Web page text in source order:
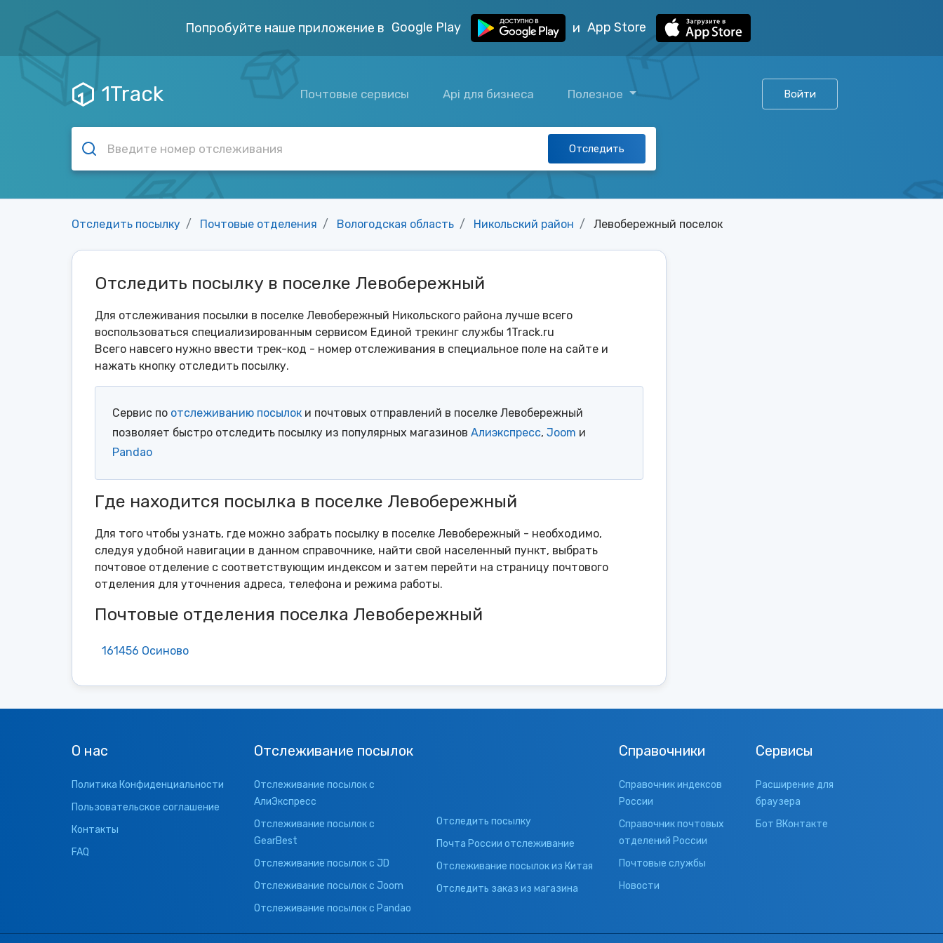
Попробуйте наше приложение в Google Play и App Store
1Track Почтовые сервисы Api для бизнеса Полезное Войти
Отследить
Отследить посылку Почтовые отделения Вологодская область Никольский район Левобережный поселок
Отследить посылку в поселке Левобережный
Для отслеживания посылки в поселке Левобережный Никольского района лучше всего
воспользоваться специализированным сервисом Единой трекинг службы 1Track.ru
Всего навсего нужно ввести трек-код - номер отслеживания в специальное поле на сайте и
нажать кнопку отследить посылку.
Сервис по отслеживанию посылок и почтовых отправлений в поселке Левобережный
позволяет быстро отследить посылку из популярных магазинов Алиэкспресс, Joom и
Pandao
Где находится посылка в поселке Левобережный
Для того чтобы узнать, где можно забрать посылку в поселке Левобережный - необходимо,
следуя удобной навигации в данном справочнике, найти свой населенный пункт, выбрать
почтовое отделение с соответствующим индексом и затем перейти на страницу почтового
отделения для уточнения адреса, телефона и режима работы.
Почтовые отделения поселка Левобережный
161456 Осиново
О нас
Политика Конфиденциальности
Пользовательское соглашение
Контакты
FAQ
Отслеживание посылок
Отслеживание посылок с
АлиЭкспресс
Отслеживание посылок с
GearBest
Отслеживание посылок с JD
Отслеживание посылок с Joom
Отслеживание посылок с Pandao
Отследить посылку
Почта России отслеживание
Отслеживание посылок из Китая
Отследить заказ из магазина
Справочники
Справочник индексов
России
Справочник почтовых
отделений России
Почтовые службы
Новости
Сервисы
Расширение для
браузера
Бот ВКонтакте